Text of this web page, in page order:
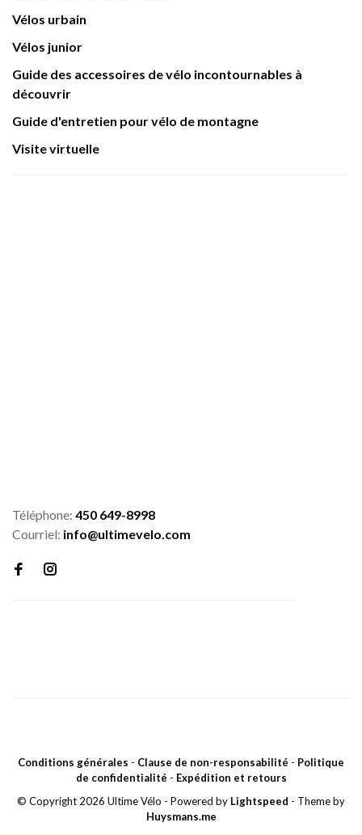
Vélos urbain
Vélos junior
Guide des accessoires de vélo incontournables à
découvrir
Guide d'entretien pour vélo de montagne
Visite virtuelle
Téléphone: 450 649-8998
Courriel: info@ultimevelo.com
Conditions générales - Clause de non-responsabilité - Politique
de confidentialité - Expédition et retours
© Copyright 2026 Ultime Vélo - Powered by Lightspeed - Theme by
Huysmans.me